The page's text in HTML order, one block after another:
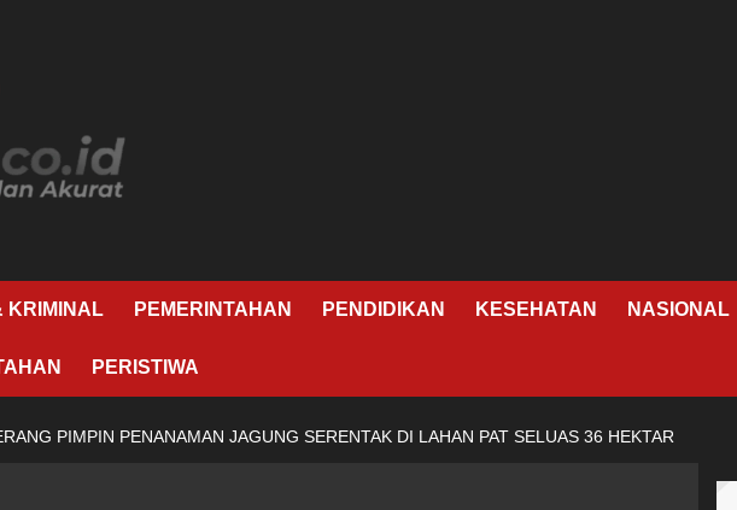
KRIMINAL PEMERINTAHAN PENDIDIKAN KESEHATAN NASIONAL
PERISTIWA
PIMPIN PENANAMAN JAGUNG SERENTAK DI LAHAN PAT SELUAS 36 HEKTAR